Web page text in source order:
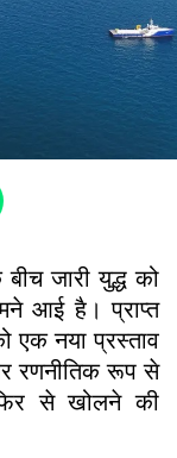
जारी युद्ध को
आई है। प्राप्त
एक नया प्रस्ताव
रणनीतिक रूप से
से खोलने की